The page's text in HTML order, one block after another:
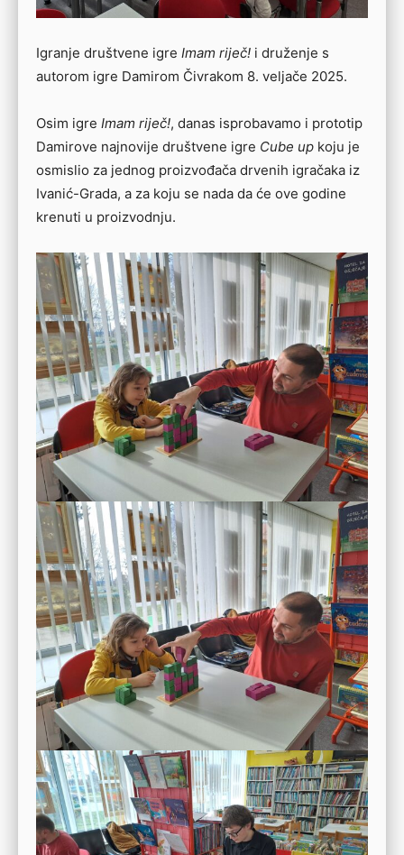
Igranje društvene igre Imam riječ! i druženje s
autorom igre Damirom Čivrakom 8. veljače 2025.
Osim igre Imam riječ!, danas isprobavamo i prototip
Damirove najnovije društvene igre Cube up koju je
osmislio za jednog proizvođača drvenih igračaka iz
Ivanić-Grada, a za koju se nada da će ove godine
krenuti u proizvodnju.